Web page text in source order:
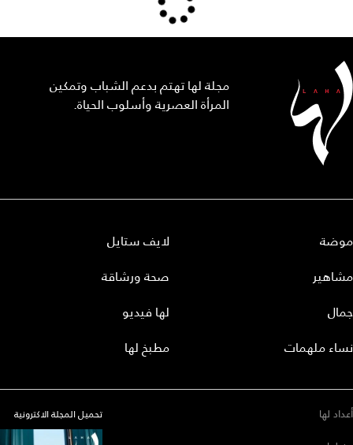
مجلة لها تهتم بدعم الشباب وتمكين
المرأة العصرية وأسلوب الحياة.
موضة
مشاهير
جمال
نساء ملهمات
لايف ستايل
صحة ورشاقة
لها فيديو
مطبخ لها
أعداد لها
تحميل المجلة الاكترونية